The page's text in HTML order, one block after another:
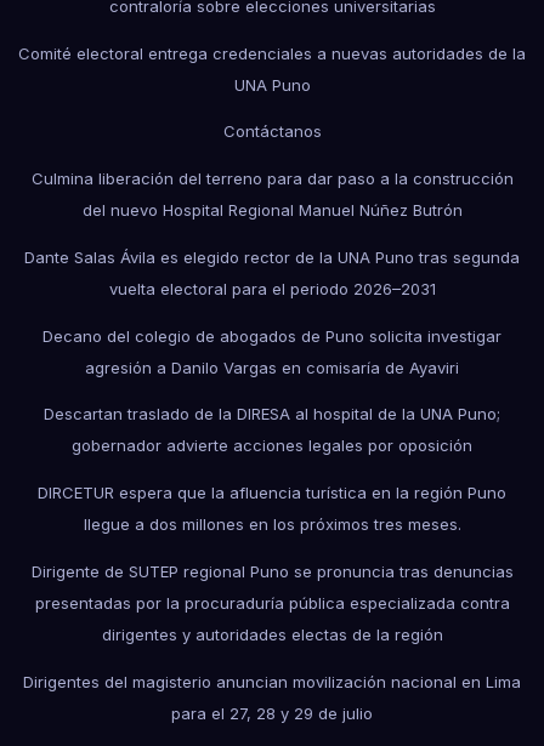
contraloría sobre elecciones universitarias
Comité electoral entrega credenciales a nuevas autoridades de la
UNA Puno
Contáctanos
Culmina liberación del terreno para dar paso a la construcción
del nuevo Hospital Regional Manuel Núñez Butrón
Dante Salas Ávila es elegido rector de la UNA Puno tras segunda
vuelta electoral para el periodo 2026–2031
Decano del colegio de abogados de Puno solicita investigar
agresión a Danilo Vargas en comisaría de Ayaviri
Descartan traslado de la DIRESA al hospital de la UNA Puno;
gobernador advierte acciones legales por oposición
DIRCETUR espera que la afluencia turística en la región Puno
llegue a dos millones en los próximos tres meses.
Dirigente de SUTEP regional Puno se pronuncia tras denuncias
presentadas por la procuraduría pública especializada contra
dirigentes y autoridades electas de la región
Dirigentes del magisterio anuncian movilización nacional en Lima
para el 27, 28 y 29 de julio